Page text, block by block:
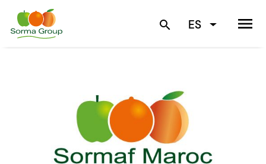
search ES menu